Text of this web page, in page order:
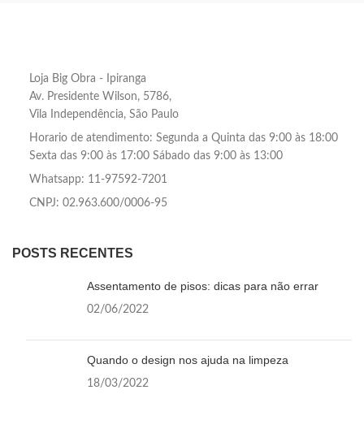
Loja Big Obra - Ipiranga
Av. Presidente Wilson, 5786,
Vila Independência, São Paulo
Horario de atendimento: Segunda a Quinta das 9:00 às 18:00
Sexta das 9:00 às 17:00 Sábado das 9:00 às 13:00
Whatsapp: 11-97592-7201
CNPJ: 02.963.600/0006-95
POSTS RECENTES
Assentamento de pisos: dicas para não errar
02/06/2022
Quando o design nos ajuda na limpeza
18/03/2022